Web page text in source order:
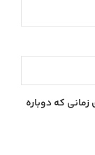
که دوباره